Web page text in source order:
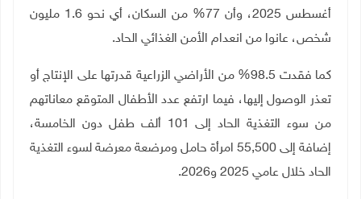
أغسطس 2025، وأن 77% من السكان، أي نحو 1.6 مليون
شخص، عانوا من انعدام الأمن الغذائي الحاد.
كما فقدت 98.5% من الأراضي الزراعية قدرتها على الإنتاج أو
تعذر الوصول إليها، فيما ارتفع عدد الأطفال المتوقع معاناتهم
من سوء التغذية الحاد إلى 101 ألف طفل دون الخامسة،
إضافة إلى 55,500 امرأة حامل ومرضعة معرضة لسوء التغذية
الحاد خلال عامي 2025 و2026
.